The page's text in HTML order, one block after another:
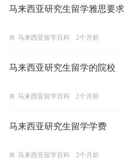
马来西亚研究生留学雅思要求
马来西亚留学百科 2个月前
马来西亚研究生留学的院校
马来西亚留学百科 2个月前
马来西亚研究生留学学费
马来西亚留学百科 2个月前